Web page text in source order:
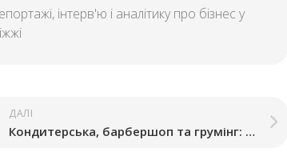
інтерв'ю і аналітику про бізнес у
ДАЛІ
Кондитерська, барбершоп та грумінг: у Запорізькій області підтримали ще 16 бізнес-ідей